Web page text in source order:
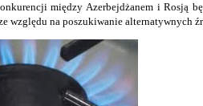
między Azerbejdżanem i Rosją
względu na poszukiwanie alternatywnych